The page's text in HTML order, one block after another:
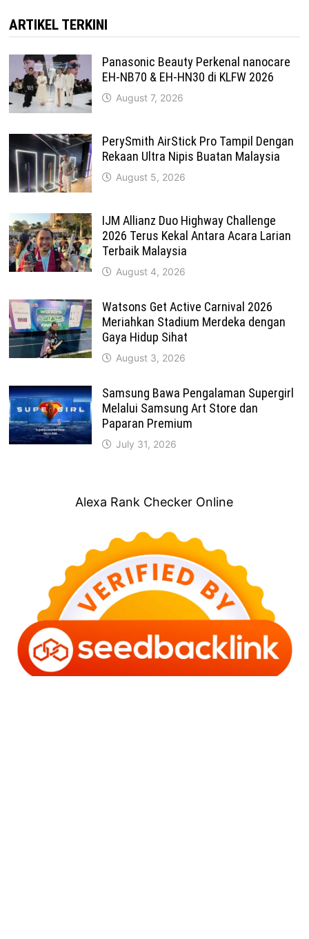
ARTIKEL TERKINI
Panasonic Beauty Perkenal nanocare
EH-NB70 & EH-HN30 di KLFW 2026
August 7, 2026
PerySmith AirStick Pro Tampil Dengan
Rekaan Ultra Nipis Buatan Malaysia
August 5, 2026
IJM Allianz Duo Highway Challenge
2026 Terus Kekal Antara Acara Larian
Terbaik Malaysia
August 4, 2026
Watsons Get Active Carnival 2026
Meriahkan Stadium Merdeka dengan
Gaya Hidup Sihat
August 3, 2026
Samsung Bawa Pengalaman Supergirl
Melalui Samsung Art Store dan
Paparan Premium
July 31, 2026
Alexa Rank Checker Online